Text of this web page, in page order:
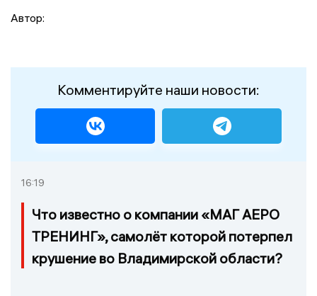
Автор:
Комментируйте наши новости:
16:19
Что известно о компании «МАГ АЕРО
ТРЕНИНГ», самолёт которой потерпел
крушение во Владимирской области?